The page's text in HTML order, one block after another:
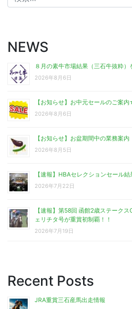
索:
NEWS
８月の素牛市場結果（三石牛抜粋）
2026年8月6日
【お知らせ】お中元セールのご案
2026年8月6日
【お知らせ】お盆期間中の業務案内
2026年8月5日
【速報】HBAセレクションセール結
2026年7月22日
【速報】第58回 函館2歳ステー
ェリチタ号が重賞初制覇！！
2026年7月19日
Recent Posts
JRA重賞三石産馬出走情報